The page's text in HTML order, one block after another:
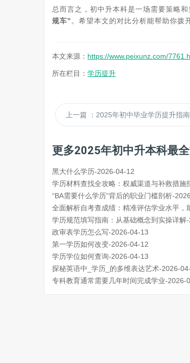
总而言之，初中升本科是一场需要策略和
规车” 。希望本文的对比分析能帮助你拨
本文来源： https://www.peixunz.com/
所在栏目： 学历提升
上一篇 ：2025年初中毕业学历提升指南：五大方式
更多2025年初中升本科最
黑大什么学历-2026-04-12
学历材料查找全攻略：权威渠道与补救措施
“BA需要什么学历”背后的职业门槛剖析-
全面解析自考查成绩：精准评估学业水平，
学历规范填写指南：从基础概念到实操详解
政审表学历怎么写-2026-04-13
第一学历如何改变-2026-04-12
学历学位如何查询-2026-04-13
探秘英语中_学历_的多维表达艺术-2026-
专科教育通常需要几年时间完成学业-2026-